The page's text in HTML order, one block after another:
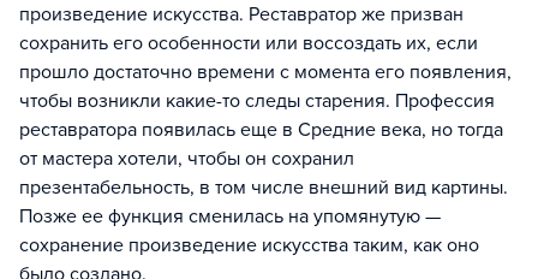
произведение искусства. Реставратор же призван
сохранить его особенности или воссоздать их, если
прошло достаточно времени с момента его появления,
чтобы возникли какие-то следы старения. Профессия
реставратора появилась еще в Средние века, но тогда
от мастера хотели, чтобы он сохранил
презентабельность, в том числе внешний вид картины.
Позже ее функция сменилась на упомянутую —
сохранение произведение искусства таким, как оно